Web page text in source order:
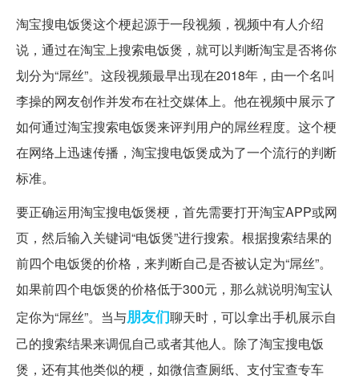
淘宝搜电饭煲这个梗起源于一段视频，视频中有人介绍
说，通过在淘宝上搜索电饭煲，就可以判断淘宝是否将你
划分为“屌丝”。这段视频最早出现在2018年，由一个名叫
李操的网友创作并发布在社交媒体上。他在视频中展示了
如何通过淘宝搜索电饭煲来评判用户的屌丝程度。这个梗
在网络上迅速传播，淘宝搜电饭煲成为了一个流行的判断
标准。
要正确运用淘宝搜电饭煲梗，首先需要打开淘宝APP或网
页，然后输入关键词“电饭煲”进行搜索。根据搜索结果的
前四个电饭煲的价格，来判断自己是否被认定为“屌丝”。
如果前四个电饭煲的价格低于300元，那么就说明淘宝认
定你为“屌丝”。当与朋友们聊天时，可以拿出手机展示自
己的搜索结果来调侃自己或者其他人。除了淘宝搜电饭
煲，还有其他类似的梗，如微信查厕纸、支付宝查专车